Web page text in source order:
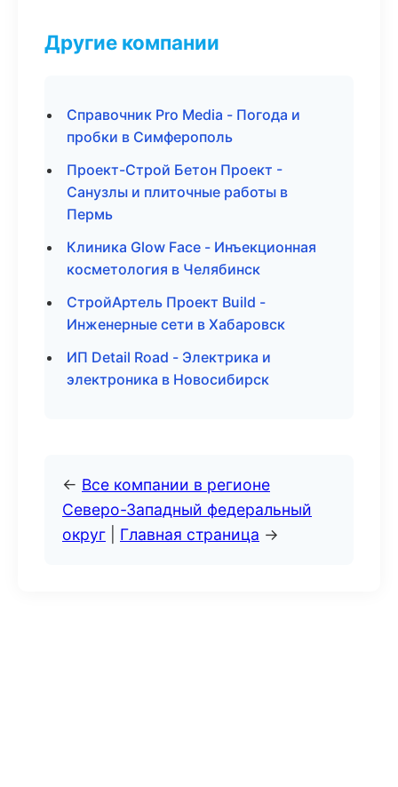
Другие компании
Справочник Pro Media - Погода и
пробки в Симферополь
Проект-Строй Бетон Проект -
Санузлы и плиточные работы в
Пермь
Клиника Glow Face - Инъекционная
косметология в Челябинск
СтройАртель Проект Build -
Инженерные сети в Хабаровск
ИП Detail Road - Электрика и
электроника в Новосибирск
← Все компании в регионе
Северо-Западный федеральный
округ
Главная страница →